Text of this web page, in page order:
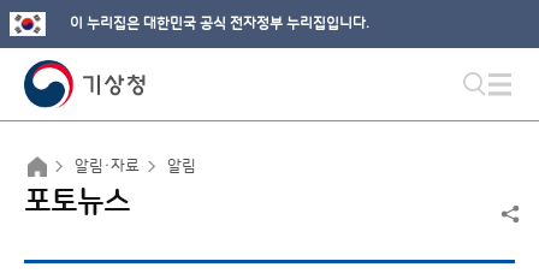
이 누리집은 대한민국 공식 전자정부 누리집입니다.
알림·자료 알림
포토뉴스